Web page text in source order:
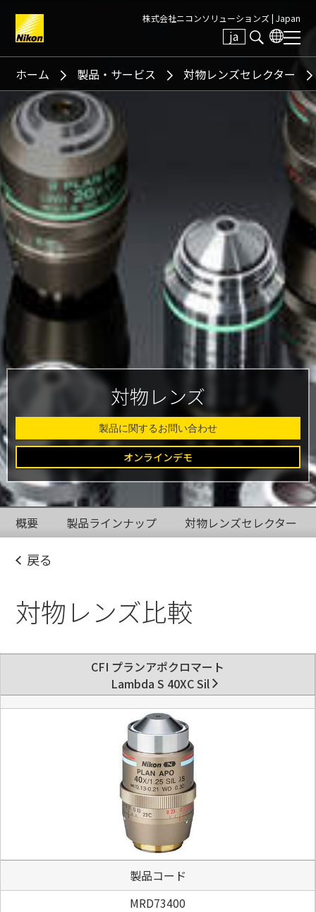
株式会社ニコンソリューションズ | Japan
ja
Search keyword(s)
ホーム 製品・サービス 対物レンズセレクター
対物レンズ
製品に関するお問い合わせ
オンラインデモ
概要 製品ラインナップ 対物レンズセレクター
戻る
対物レンズ比較
CFI プランアポクロマート
Lambda S 40XC Sil
製品コード
MRD73400